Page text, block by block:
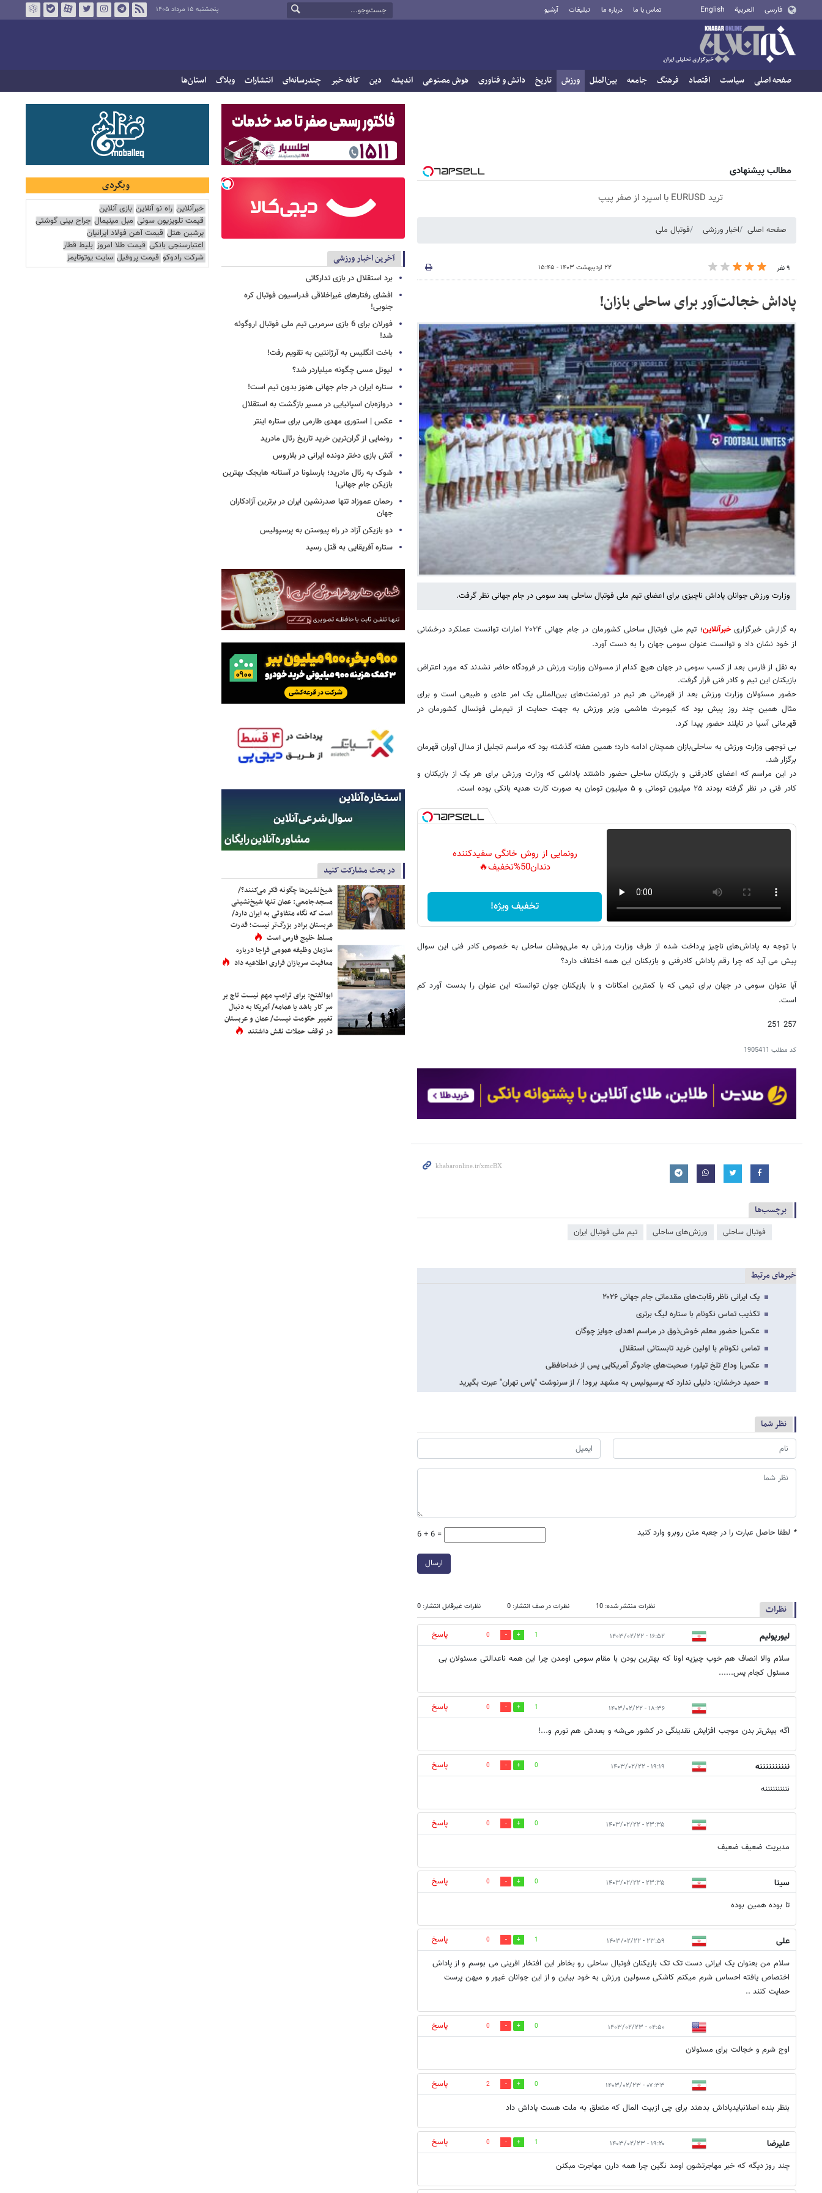
فارسی العربية English تماس با ما درباره ما تبلیغات آرشیو پنجشنبه ۱۵ مرداد ۱۴۰۵
صفحه اصلی سیاست اقتصاد فرهنگ جامعه بین‌الملل ورزش تاریخ دانش و فناوری هوش مصنوعی اندیشه دین کافه خبر چندرسانه‌ای انتشارات وبلاگ استان‌ها
مطالب پیشنهادی
ترید EURUSD با اسپرد از صفر پیپ
صفحه اصلی اخبار ورزشی فوتبال ملی
۹ نفر ۲۲ اردیبهشت ۱۴۰۳ - ۱۵:۴۵
پاداش خجالت‌آور برای ساحلی بازان!
وزارت ورزش جوانان پاداش ناچیزی برای اعضای تیم ملی فوتبال ساحلی بعد سومی در جام جهانی نظر گرفت.
به گزارش خبرگزاریخبرآنلاین
؛ تیم ملی فوتبال ساحلی کشورمان در جام جهانی ۲۰۲۴ امارات توانست عملکرد درخشانی
از خود نشان داد و توانست عنوان سومی جهان را به دست آورد.
به نقل از فارس بعد از کسب سومی در جهان هیچ کدام از مسولان وزارت ورزش در فرودگاه حاضر نشدند که مورد اعتراض
بازیکنان این تیم و کادر فنی قرار گرفت.
حضور مسئولان وزارت ورزش بعد از قهرمانی هر تیم در تورنمنت‌های بین‌المللی یک امر عادی و طبیعی است و برای
مثال همین چند روز پیش بود که کیومرث هاشمی وزیر ورزش به جهت حمایت از تیم‌ملی فوتسال کشورمان در
قهرمانی آسیا در تایلند حضور پیدا کرد.
بی توجهی وزارت ورزش به ساحلی‌بازان همچنان ادامه دارد؛ همین هفته گذشته بود که مراسم تجلیل از مدال آوران قهرمان
برگزار شد.
در این مراسم ‌که اعضای کادرفنی و بازیکنان ساحلی حضور داشتند پاداشی که وزارت ورزش برای هر یک از بازیکنان و
کادر فنی در نظر گرفته بودند ۲۵ میلیون تومانی و ۵ میلیون تومان به صورت کارت هدیه بانکی بوده است.
رونمایی از روش خانگی سفیدکننده
دندان50%تخفیف🔥
تخفیف ویژه!
با توجه به پاداش‌های ناچیز پرداخت شده از طرف وزارت ورزش به ملی‌پوشان ساحلی به خصوص کادر فنی این سوال
پیش می آید که چرا رقم پاداش کادرفنی و بازبکنان این همه اختلاف دارد؟
آیا عنوان سومی در جهان برای تیمی که با کمترین امکانات و با بازیکنان جوان توانسته این عنوان را بدست آورد کم
است.
257 251
کد مطلب 1905411
برچسب‌ها
فوتبال ساحلی ورزش‌های ساحلی تیم ملی فوتبال ایران
خبرهای مرتبط
یک ایرانی ناظر رقابت‌های مقدماتی جام جهانی ۲۰۲۶
تکذیب تماس نکونام با ستاره لیگ برتری
عکس‌| حضور معلم خوش‌ذوق در مراسم اهدای جوایز چوگان
تماس نکونام با اولین خرید تابستانی استقلال
عکس‌| وداع تلخ تیلور؛ صحبت‌های جادوگر آمریکایی پس از خداحافظی
حمید درخشان: دلیلی ندارد که پرسپولیس به مشهد برود! / از سرنوشت "پاس تهران" عبرت بگیرید
نظر شما
* لطفا حاصل عبارت را در جعبه متن روبرو وارد کنید 6 + 6 =
ارسال
نظرات نظرات منتشر شده: 10 نظرات در صف انتشار: 0 نظرات غیرقابل انتشار: 0
لیورپولیم ۱۶:۵۲ - ۱۴۰۳/۰۲/۲۲ 1
0
پاسخ
سلام والا انصاف هم خوب چیزیه اونا که بهترین بودن با مقام سومی اومدن چرا این همه ناعدالتی مسئولان بی
مسئول کجام پس......
۱۸:۳۶ - ۱۴۰۳/۰۲/۲۲ 1
0
پاسخ
اگه بیش‌تر بدن موجب افزایش نقدینگی در کشور می‌شه و بعدش هم تورم و...!
ننننننننننه ۱۹:۱۹ - ۱۴۰۳/۰۲/۲۲ 0
0
پاسخ
ننننننننننه
۲۳:۳۵ - ۱۴۰۳/۰۲/۲۲ 0
0
پاسخ
مدیریت ضعیف ضعیف
سینا ۲۳:۳۵ - ۱۴۰۳/۰۲/۲۲ 0
0
پاسخ
تا بوده همین بوده
علی ۲۳:۵۹ - ۱۴۰۳/۰۲/۲۲ 1
0
پاسخ
سلام من بعنوان یک ایرانی دست تک تک بازیکنان فوتبال ساحلی رو بخاطر این افتخار افرینی می بوسم و از پاداش
اختصاص یافته احساس شرم میکنم کاشکی مسولین ورزش به خود بیاین و از این جوانان غیور و میهن پرست
حمایت کنند ..
۰۴:۵۰ - ۱۴۰۳/۰۲/۲۳ 0
0
پاسخ
اوج شرم و خجالت برای مسئولان
۰۷:۳۳ - ۱۴۰۳/۰۲/۲۳ 0
2
پاسخ
بنظر بنده اصلانبایدپاداش بدهند برای چی ازبیت المال که متعلق به ملت هست پاداش داد
علیرضا ۱۹:۲۰ - ۱۴۰۳/۰۲/۲۳ 1
0
پاسخ
چند روز دیگه که خبر مهاجرتشون اومد نگین چرا همه دارن مهاجرت مبکنن
آخرین اخبار ورزشی
برد استقلال در بازی تدارکاتی
افشای رفتارهای غیراخلاقی فدراسیون فوتبال کره
جنوبی!
فورلان برای 6 بازی سرمربی تیم ملی فوتبال اروگوئه
شد!
باخت انگلیس به آرژانتین به تقویم رفت!
لیونل مسی چگونه میلیاردر شد؟
ستاره ایران در جام جهانی هنوز بدون تیم است!
دروازه‌بان اسپانیایی در مسیر بازگشت به استقلال
عکس | استوری مهدی طارمی برای ستاره اینتر
رونمایی از گران‌ترین خرید تاریخ رئال مادرید
آتش بازی دختر دونده ایرانی در بلاروس
شوک به رئال مادرید؛ بارسلونا در آستانه هایجک بهترین
بازیکن جام جهانی!
رحمان عموزاد تنها صدرنشین ایران در برترین آزادکاران
جهان
دو بازیکن آزاد در راه پیوستن به پرسپولیس
ستاره آفریقایی به قتل رسید
در بحث مشارکت کنید
شیخ‌نشین‌ها چگونه فکر می‌کنند؟/
مسجدجامعی: عمان تنها شیخ‌نشینی
است که نگاه متفاوتی به ایران دارد/
عربستان برادر بزرگ‌تر نیست؛ قدرت
مسلط خلیج فارس است
سازمان وظیفه عمومی فراجا درباره
معافیت سربازان فراری اطلاعیه داد
ابوالفتح: برای ترامپ مهم نیست تاج بر
سر کار باشد یا عمامه/ آمریکا به دنبال
تغییر حکومت نیست/ عمان و عربستان
در توقف حملات نقش داشتند
وبگردی
خبرآنلاین راه نو آنلاین بازی آنلاین
قیمت تلویزیون سونی مبل مینیمال جراح بینی گوشتی
پرشین هتل قیمت آهن فولاد ایرانیان
اعتبارسنجی بانکی قیمت طلا امروز بلیط قطار
شرکت رادوکو قیمت پروفیل سایت یوتوتایمز